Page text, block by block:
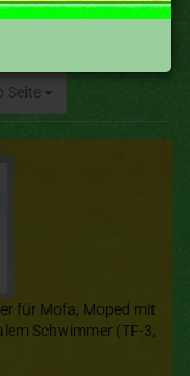
Seite
für Mofa, Moped mit
Schwimmer (TF-3,